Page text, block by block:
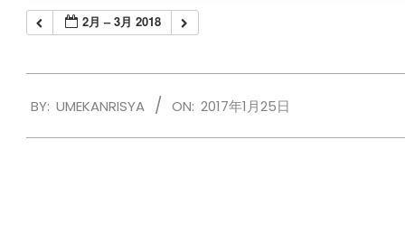
2月 – 3月 2018
01-
BY: UMEKANRISYA ON: 2017年1月25日